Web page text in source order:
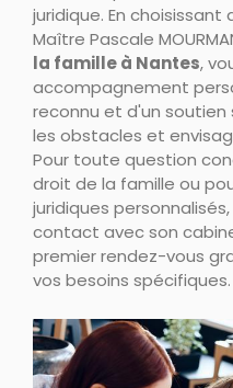
juridique. En
Maître Pascale
la famille à Nantes,
accompagnement
reconnu et d'un soutien
les obstacles et
Pour toute question
droit de la famille ou
juridiques
contact avec son
premier rendez-vous
vos besoins spécifiques.